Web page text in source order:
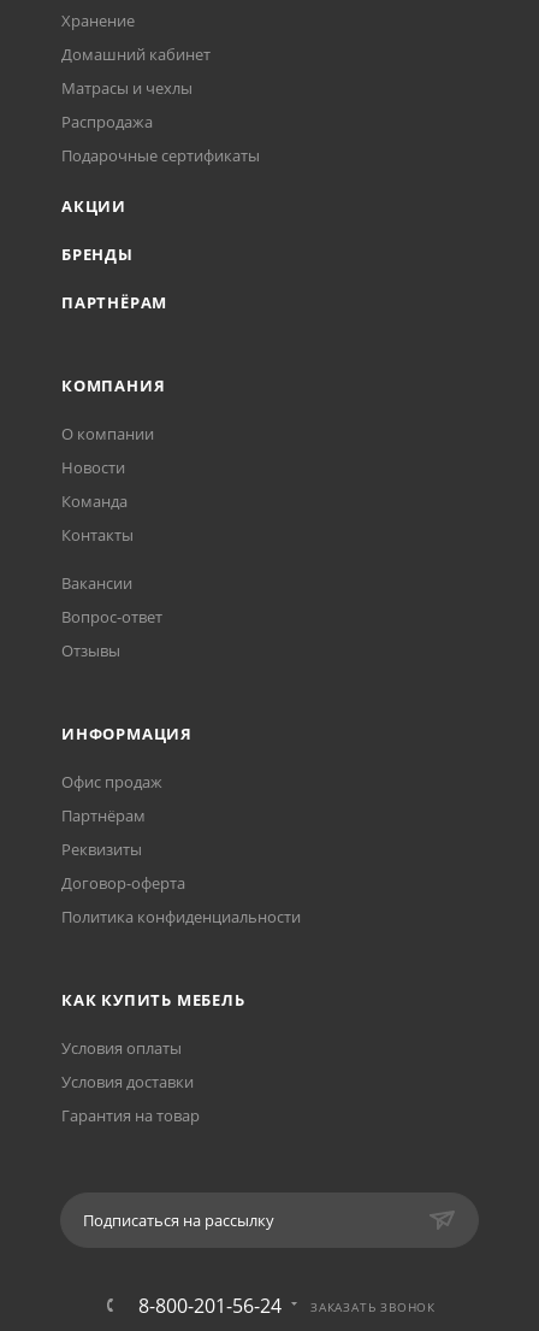
Хранение
Домашний кабинет
Матрасы и чехлы
Распродажа
Подарочные сертификаты
АКЦИИ
БРЕНДЫ
ПАРТНЁРАМ
КОМПАНИЯ
О компании
Новости
Команда
Контакты
Вакансии
Вопрос-ответ
Отзывы
ИНФОРМАЦИЯ
Офис продаж
Партнёрам
Реквизиты
Договор-оферта
Политика конфиденциальности
КАК КУПИТЬ МЕБЕЛЬ
Условия оплаты
Условия доставки
Гарантия на товар
Подписаться на рассылку
8-800-201-56-24 ЗАКАЗАТЬ ЗВОНОК